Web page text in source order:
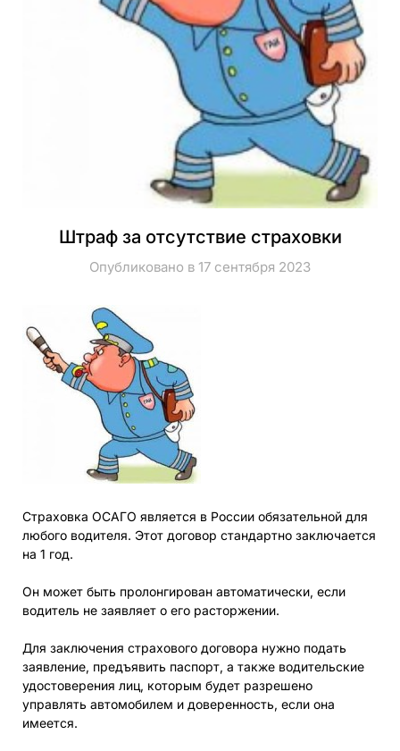
Штраф за отсутствие страховки
Опубликовано в 17 сентября 2023
Страховка ОСАГО является в России обязательной для
любого водителя. Этот договор стандартно заключается
на 1 год.
Он может быть пролонгирован автоматически, если
водитель не заявляет о его расторжении.
Для заключения страхового договора нужно подать
заявление, предъявить паспорт, а также водительские
удостоверения лиц, которым будет разрешено
управлять автомобилем и доверенность, если она
имеется.